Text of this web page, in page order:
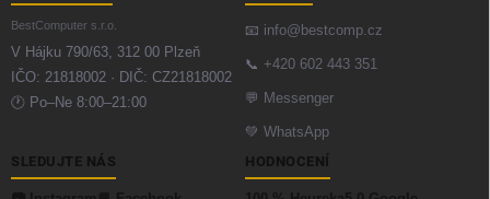
BestComputer s.r.o.
V Hájku 790/63, 312 00 Plzeň
IČO: 21818002 · DIČ: CZ21818002
🕐 Po–Ne 8:00–21:00
📧 info@bestcomp.cz
📞 +420 602 443 351
💬 Messenger
💚 WhatsApp
SLEDUJTE NÁS HODNOCENÍ